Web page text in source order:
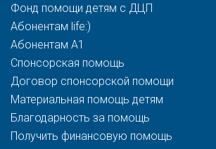
Фонд помощи детям с ДЦП
Абонентам life:)
Абонентам A1
Спонсорская помощь
Договор спонсорской помощи
Материальная помощь детям
Благодарность за помощь
Получить финансовую помощь